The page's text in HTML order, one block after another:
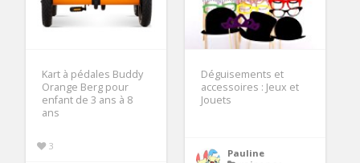
Kart à pédales Buddy
Orange Berg pour
enfant de 3 ans à 8
ans
3
Déguisements et
accessoires : Jeux et
Jouets
Pauline